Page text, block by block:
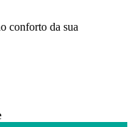
conforto da sua